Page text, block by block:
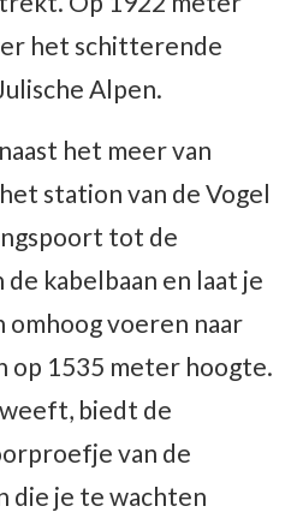
het schitterende
Alpen.
het meer van
station van de Vogel
tot de
kabelbaan en laat je
omhoog voeren naar
op 1535 meter hoogte.
biedt de
van de
die je te wachten